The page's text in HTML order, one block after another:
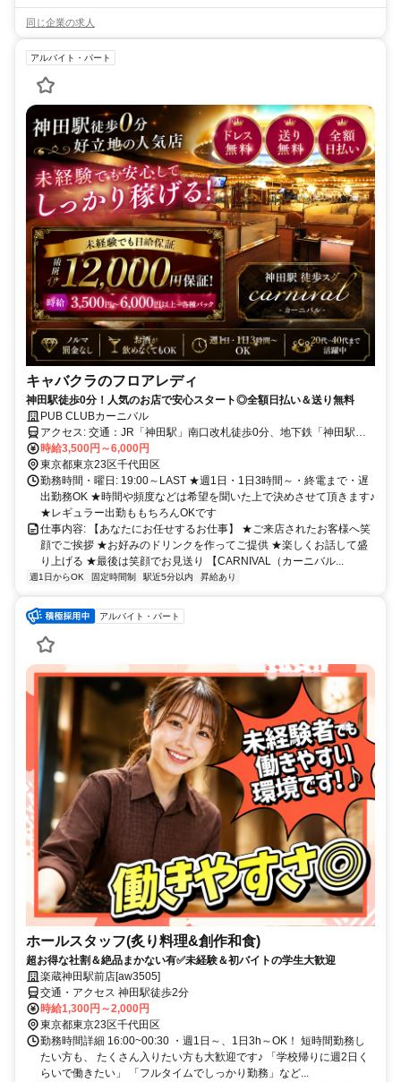
同じ企業の求人
アルバイト・パート
キャバクラのフロアレディ
神田駅徒歩0分！人気のお店で安心スタート◎全額日払い＆送り無料
PUB CLUBカーニバル
アクセス: 交通：JR「神田駅」南口改札徒歩0分、地下鉄「神田駅」
徒歩1分 秋葉原・上野・新橋・銀座など 各エリアからもアクセス抜
群！ 神田駅の南口を出てスグの好立地にあるのがCARNIVAL（カー
ニバル）です！
時給3,500円～6,000円
東京都東京23区千代田区
勤務時間・曜日: 19:00～LAST ★週1日・1日3時間～・終電まで・遅
出勤務OK ★時間や頻度などは希望を聞いた上で決めさせて頂きます♪
★レギュラー出勤ももちろんOKです
仕事内容: 【あなたにお任せするお仕事】 ★ご来店されたお客様へ笑
顔でご挨拶 ★お好みのドリンクを作ってご提供 ★楽しくお話して盛
り上げる ★最後は笑顔でお見送り 【CARNIVAL（カーニバル...
週1日からOK 固定時間制 駅近5分以内 昇給あり
アルバイト・パート
ホールスタッフ(炙り料理&創作和食)
超お得な社割＆絶品まかない有✅未経験＆初バイトの学生大歓迎
楽蔵神田駅前店[aw3505]
交通・アクセス 神田駅徒歩2分
時給1,300円～2,000円
東京都東京23区千代田区
勤務時間詳細 16:00~00:30 ・週1日～、1日3h～OK！ 短時間勤務し
たい方も、 たくさん入りたい方も大歓迎です♪ 「学校帰りに週2日く
らいで働きたい」 「フルタイムでしっかり勤務」など...